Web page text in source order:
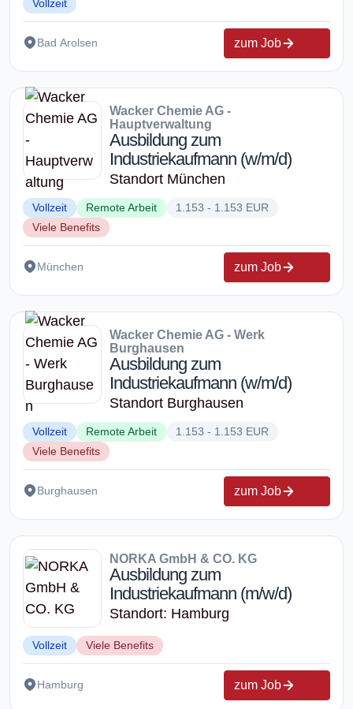
Vollzeit
Bad Arolsen zum Job
Wacker Chemie AG -
Hauptverwaltung
Ausbildung zum
Industriekaufmann (w/m/d)
Standort München
Vollzeit Remote Arbeit
1.153 - 1.153 EUR
Viele Benefits
München zum Job
Wacker Chemie AG - Werk
Burghausen
Ausbildung zum
Industriekaufmann (w/m/d)
Standort Burghausen
Vollzeit Remote Arbeit
1.153 - 1.153 EUR
Viele Benefits
Burghausen zum Job
NORKA GmbH & CO. KG
Ausbildung zum
Industriekaufmann (m/w/d)
Standort: Hamburg
Vollzeit Viele Benefits
Hamburg zum Job